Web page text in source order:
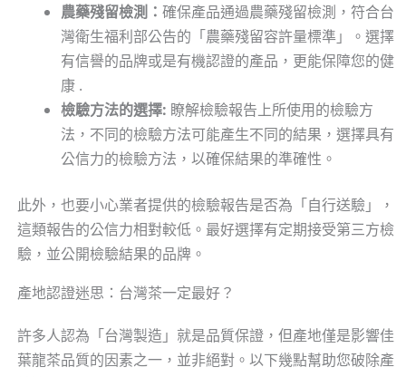
農藥殘留檢測： 確保產品通過農藥殘留檢測，符合台
灣衛生福利部公告的「農藥殘留容許量標準」。選擇
有信譽的品牌或是有機認證的產品，更能保障您的健
康 .
檢驗方法的選擇: 瞭解檢驗報告上所使用的檢驗方
法，不同的檢驗方法可能產生不同的結果，選擇具有
公信力的檢驗方法，以確保結果的準確性。
此外，也要小心業者提供的檢驗報告是否為「自行送驗」，
這類報告的公信力相對較低。最好選擇有定期接受第三方檢
驗，並公開檢驗結果的品牌。
產地認證迷思：台灣茶一定最好？
許多人認為「台灣製造」就是品質保證，但產地僅是影響佳
葉龍茶品質的因素之一，並非絕對。以下幾點幫助您破除產